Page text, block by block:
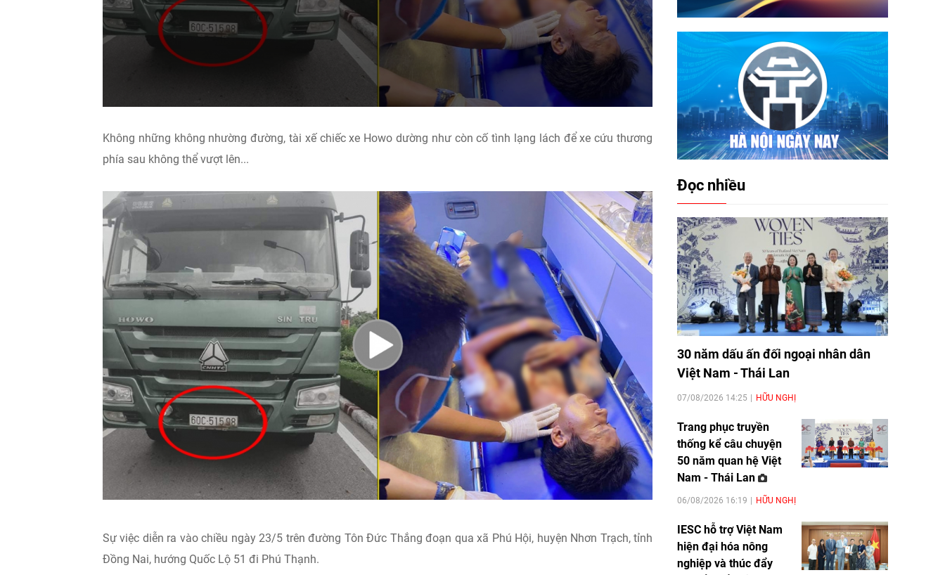
Không những không nhường đường, tài xế chiếc xe Howo dường như còn cố tình lạng lách để xe cứu thương
phía sau không thể vượt lên...
Sự việc diễn ra vào chiều ngày 23/5 trên đường Tôn Đức Thắng đoạn qua xã Phú Hội, huyện Nhơn Trạch, tỉnh
Đồng Nai, hướng Quốc Lộ 51 đi Phú Thạnh.
Đọc nhiều
30 năm dấu ấn đối ngoại nhân dân
Việt Nam - Thái Lan
07/08/2026 14:25 HỮU NGHỊ
Trang phục truyền
thống kể câu chuyện
50 năm quan hệ Việt
Nam - Thái Lan
06/08/2026 16:19 HỮU NGHỊ
IESC hỗ trợ Việt Nam
hiện đại hóa nông
nghiệp và thúc đẩy